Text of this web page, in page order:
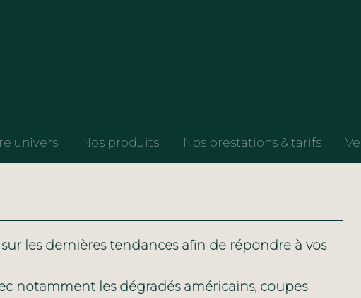
univers Nos produits Nos prestations & tarifs
les dernières tendances afin de répondre à vos
notamment les dégradés américains, coupes